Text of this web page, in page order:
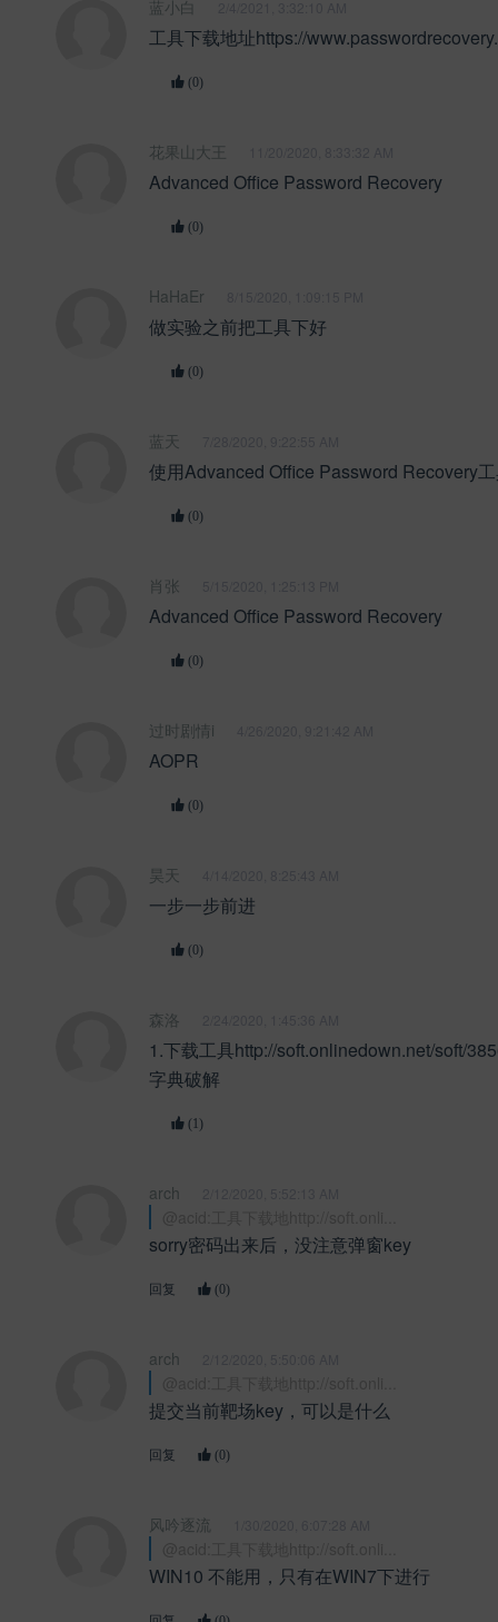
蓝小白
工具下载地址https://
(0)
花果山大王
Advanced Office Password Recovery
(0)
HaHaEr
做实验之前把工具下好
(0)
蓝天
使用Advanced Office Password Recovery
(0)
肖张
Advanced Office Password Recovery
(0)
过时剧情i
AOPR
(0)
昊天
一步一步前进
(0)
森洛
1.下载工具http://soft.onlinedown.net/soft/
字典破解
(1)
arch
sorry密码出来后，没注意弹窗key
回复 (0)
arch
提交当前靶场key，可以是什么
回复 (0)
风吟逐流
WIN10 不能用，只有在WIN7下进行